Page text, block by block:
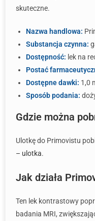
skuteczne.
Nazwa handlowa:
Substancja czynna:
Dostępność: lek na
Postać
Dostępne dawki: 1,0
Sposób podania:
Gdzie można
Ulotkę do Primovistu
– ulotka.
Jak działa
Ten lek kontrastowy
badania MRI,